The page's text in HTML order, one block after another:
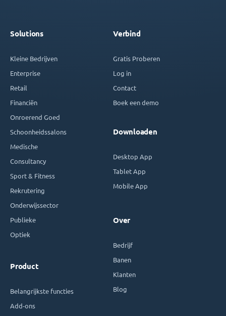
Solutions
Kleine Bedrijven
Enterprise
Retail
Financiën
Onroerend Goed
Schoonheidssalons
Medische
Consultancy
Sport & Fitness
Rekrutering
Onderwijssector
Publieke
Optiek
Product
Belangrijkste functies
Add-ons
Verbind
Gratis Proberen
Log in
Contact
Boek een demo
Downloaden
Desktop App
Tablet App
Mobile App
Over
Bedrijf
Banen
Klanten
Blog